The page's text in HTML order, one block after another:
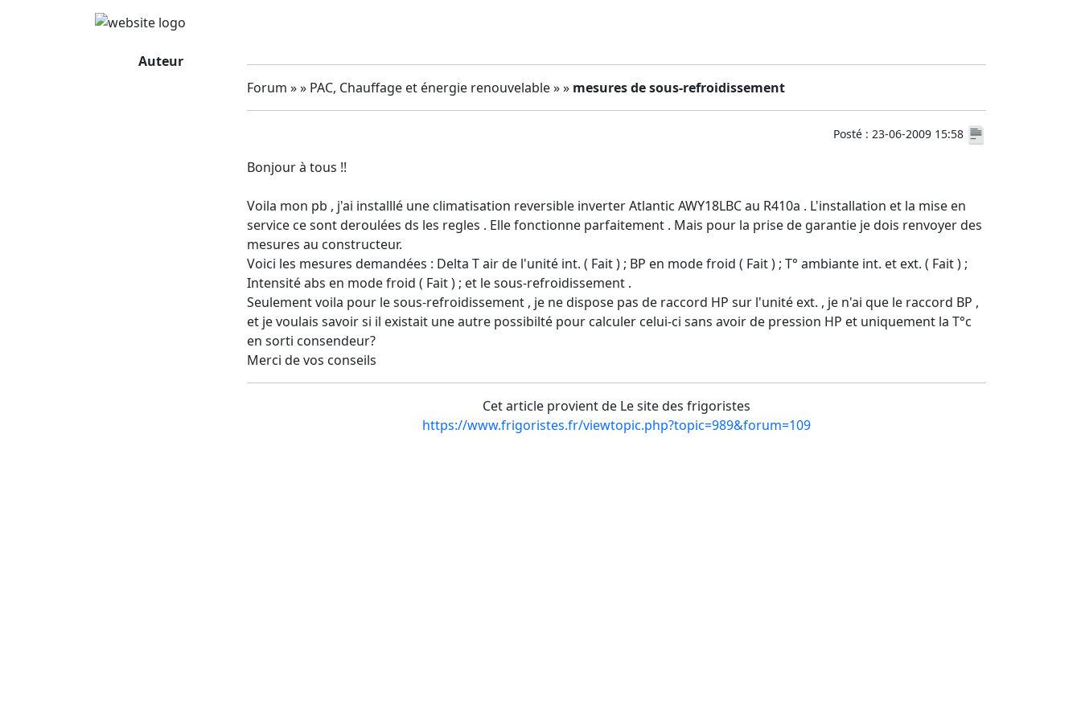
Auteur
Forum » » PAC, Chauffage et énergie renouvelable » » mesures de sous-refroidissement
Posté : 23-06-2009 15:58
Bonjour à tous !!
Voila mon pb , j'ai installlé une climatisation reversible inverter Atlantic AWY18LBC au R410a . L'installation et la mise en
service ce sont deroulées ds les regles . Elle fonctionne parfaitement . Mais pour la prise de garantie je dois renvoyer des
mesures au constructeur.
Voici les mesures demandées : Delta T air de l'unité int. ( Fait ) ; BP en mode froid ( Fait ) ; T° ambiante int. et ext. ( Fait ) ;
Intensité abs en mode froid ( Fait ) ; et le sous-refroidissement .
Seulement voila pour le sous-refroidissement , je ne dispose pas de raccord HP sur l'unité ext. , je n'ai que le raccord BP ,
et je voulais savoir si il existait une autre possibilté pour calculer celui-ci sans avoir de pression HP et uniquement la T°c
en sorti consendeur?
Merci de vos conseils
Cet article provient de Le site des frigoristes
https://www.frigoristes.fr/viewtopic.php?topic=989&forum=109